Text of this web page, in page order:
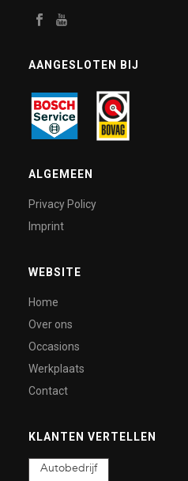
AANGESLOTEN BIJ
ALGEMEEN
Privacy Policy
Imprint
WEBSITE
Home
Over ons
Occasions
Werkplaats
Contact
KLANTEN VERTELLEN
Autobedrijf